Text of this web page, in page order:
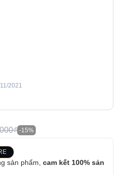
2021
-15%
sản phẩm, cam kết 100% sản